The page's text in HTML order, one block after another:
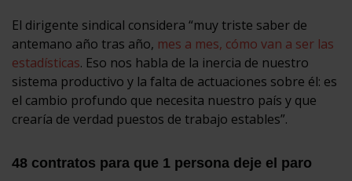
El dirigente sindical considera “muy triste saber de
antemano año tras año, mes a mes, cómo van a ser las
estadísticas. Eso nos habla de la inercia de nuestro
sistema productivo y la falta de actuaciones sobre él: es
el cambio profundo que necesita nuestro país y que
crearía de verdad puestos de trabajo estables”.
48 contratos para que 1 persona deje el paro